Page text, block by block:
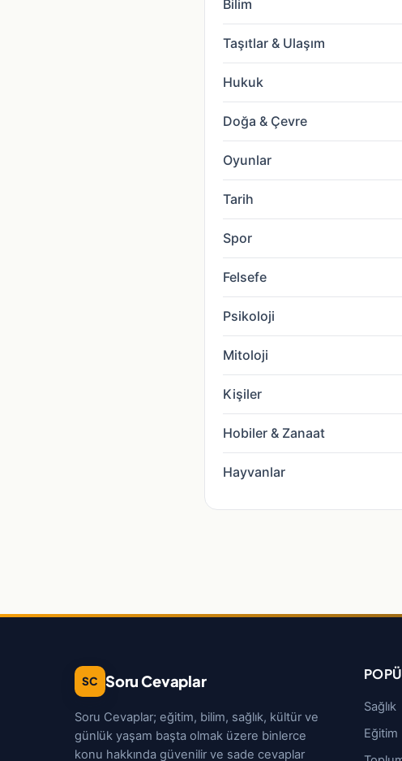
Bilim
Taşıtlar & Ulaşım
Hukuk
Doğa & Çevre
Oyunlar
Tarih
Spor
Felsefe
Psikoloji
Mitoloji
Kişiler
Hobiler & Zanaat
Hayvanlar
SC Soru Cevaplar
Soru Cevaplar; eğitim, bilim, sağlık, kültür ve
günlük yaşam başta olmak üzere binlerce
konu hakkında güvenilir ve sade cevaplar
Sağlık
Eğitim